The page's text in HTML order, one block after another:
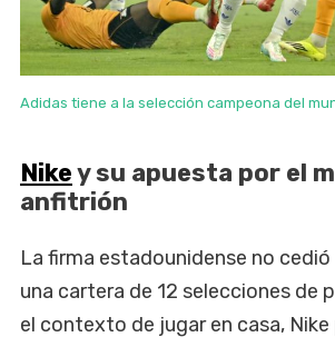
Adidas tiene a la selección campeona del
Nikey su apuesta por el
anfitrión
La firma estadounidense no
una cartera de 12 selecciones de
el contexto de jugar en casa,